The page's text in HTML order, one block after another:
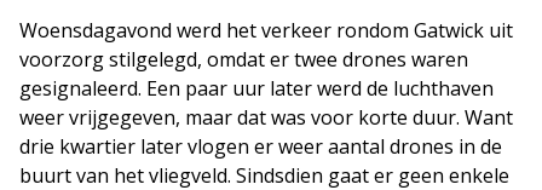
Woensdagavond werd het verkeer rondom Gatwick uit
voorzorg stilgelegd, omdat er twee drones waren
gesignaleerd. Een paar uur later werd de luchthaven
weer vrijgegeven, maar dat was voor korte duur. Want
drie kwartier later vlogen er weer aantal drones in de
buurt van het vliegveld. Sindsdien gaat er geen enkele